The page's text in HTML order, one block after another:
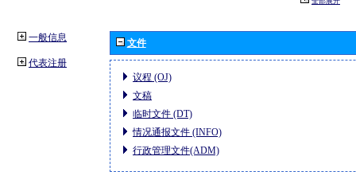
一般信息
代表注册
文件
议程 (OJ)
文稿
临时文件 (DT)
情况通报文件 (INFO)
行政管理文件(ADM)